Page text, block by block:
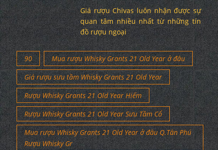
Giá rượu Chivas luôn nhận được sự
quan tâm nhiều nhất từ những tín
đồ rượu ngoại
90
Mua rượu Whisky Grants 21 Old Year ở đâu
Giá rượu sưu tầm Whisky Grants 21 Old Year
Rượu Whisky Grants 21 Old Year Hiếm
Rượu Whisky Grants 21 Old Year Sưu Tầm Cổ
Mua rượu Whisky Grants 21 Old Year ở đâu Q.Tân Phú
Rượu Whisky Gr